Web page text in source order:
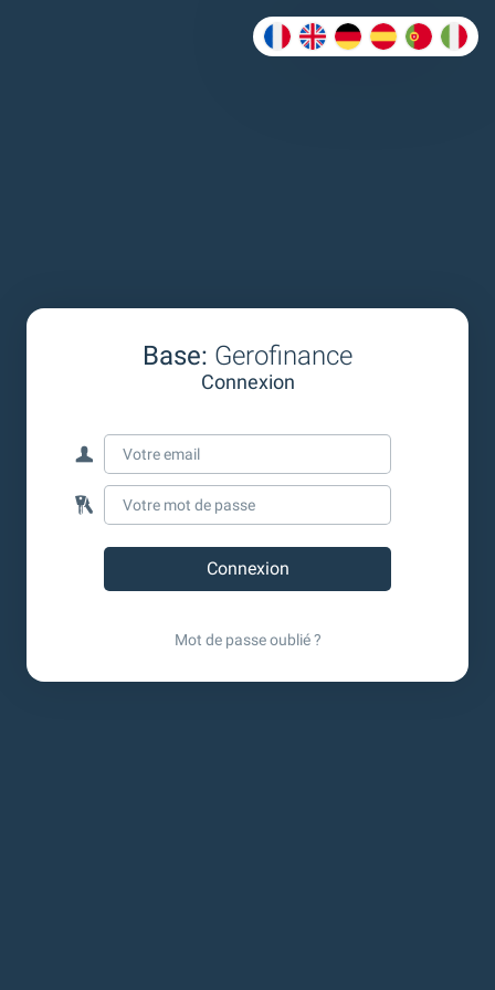
Base: Gerofinance
Connexion
Mot de passe oublié ?